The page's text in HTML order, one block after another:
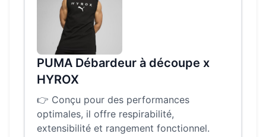
PUMA Débardeur à découpe x
HYROX
👉 Conçu pour des performances
optimales, il offre respirabilité,
extensibilité et rangement fonctionnel.